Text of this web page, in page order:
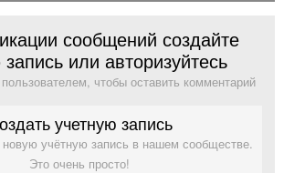
сообщений создайте
или авторизуйтесь
чтобы оставить комментарий
учетную запись
новую учётную запись в нашем сообществе.
Это очень просто!